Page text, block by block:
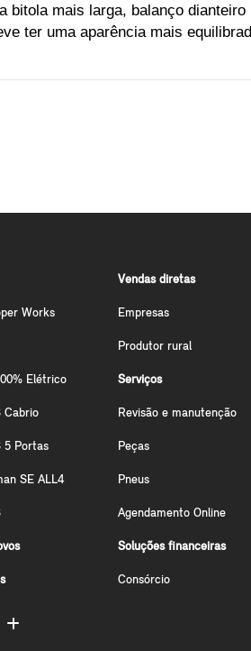
bitola mais larga, balanço
ter uma aparência mais
Works
Elétrico
Cabrio
5 Portas
SE ALL4
Vendas diretas
Empresas
Produtor rural
Serviços
Revisão e manutenção
Peças
Pneus
Agendamento Online
Soluções financeiras
Consórcio